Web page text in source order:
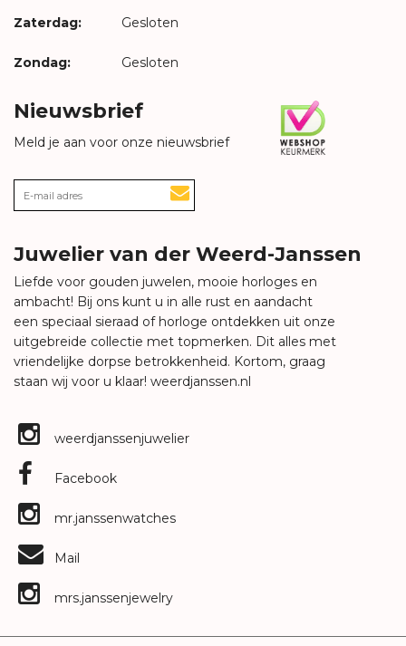
Zaterdag: Gesloten
Zondag: Gesloten
Nieuwsbrief
Meld je aan voor onze nieuwsbrief
Juwelier van der Weerd-Janssen
Liefde voor gouden juwelen, mooie horloges en
ambacht! Bij ons kunt u in alle rust en aandacht
een speciaal sieraad of horloge ontdekken uit onze
uitgebreide collectie met topmerken. Dit alles met
vriendelijke dorpse betrokkenheid. Kortom, graag
staan wij voor u klaar! weerdjanssen.nl
weerdjanssenjuwelier
Facebook
mr.janssenwatches
Mail
mrs.janssenjewelry